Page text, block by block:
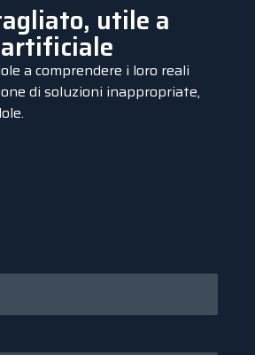
utile a
a comprendere i loro reali
di soluzioni inappropriate,